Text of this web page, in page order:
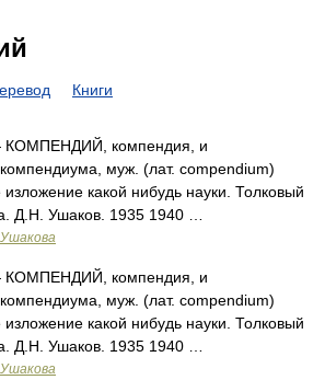
Книги
компендия, и
муж. (лат. compendium)
какой нибудь науки. Толковый
Д.Н. Ушаков. 1935 1940 …
компендия, и
муж. (лат. compendium)
какой нибудь науки. Толковый
Д.Н. Ушаков. 1935 1940 …